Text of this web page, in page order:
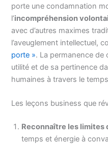
porte une condamnation
l’incompréhension
avec d’autres maximes
l’aveuglement intellectuel,
porte ». La permanence
utilité et de sa pertinence
humaines à travers le
Les leçons business que
Reconnaître les limites
temps et énergie à